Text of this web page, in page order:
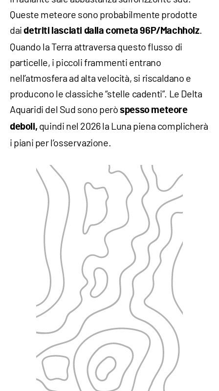
Queste meteore sono probabilmente prodotte
dai detriti lasciati dalla cometa 96P/Machholz.
Quando la Terra attraversa questo flusso di
particelle, i piccoli frammenti entrano
nell’atmosfera ad alta velocità, si riscaldano e
producono le classiche “stelle cadenti”. Le Delta
Aquaridi del Sud sono peròspesso meteore
deboli, quindi nel 2026 la Luna piena complicherà
i piani per l’osservazione.